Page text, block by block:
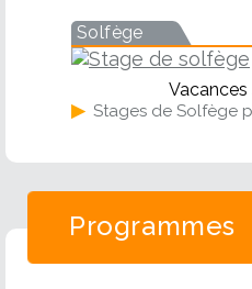
Solfège
Vacances
▶ Stages de Solfège
Programmes